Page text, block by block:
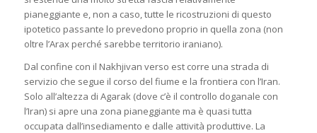
pianeggiante e, non a caso, tutte le ricostruzioni di questo
ipotetico passante lo prevedono proprio in quella zona (non
oltre l’Arax perché sarebbe territorio iraniano).
Dal confine con il Nakhjivan verso est corre una strada di
servizio che segue il corso del fiume e la frontiera con l’Iran.
Solo all’altezza di Agarak (dove c’è il controllo doganale con
l’Iran) si apre una zona pianeggiante ma è quasi tutta
occupata dall’insediamento e dalle attività produttive. La